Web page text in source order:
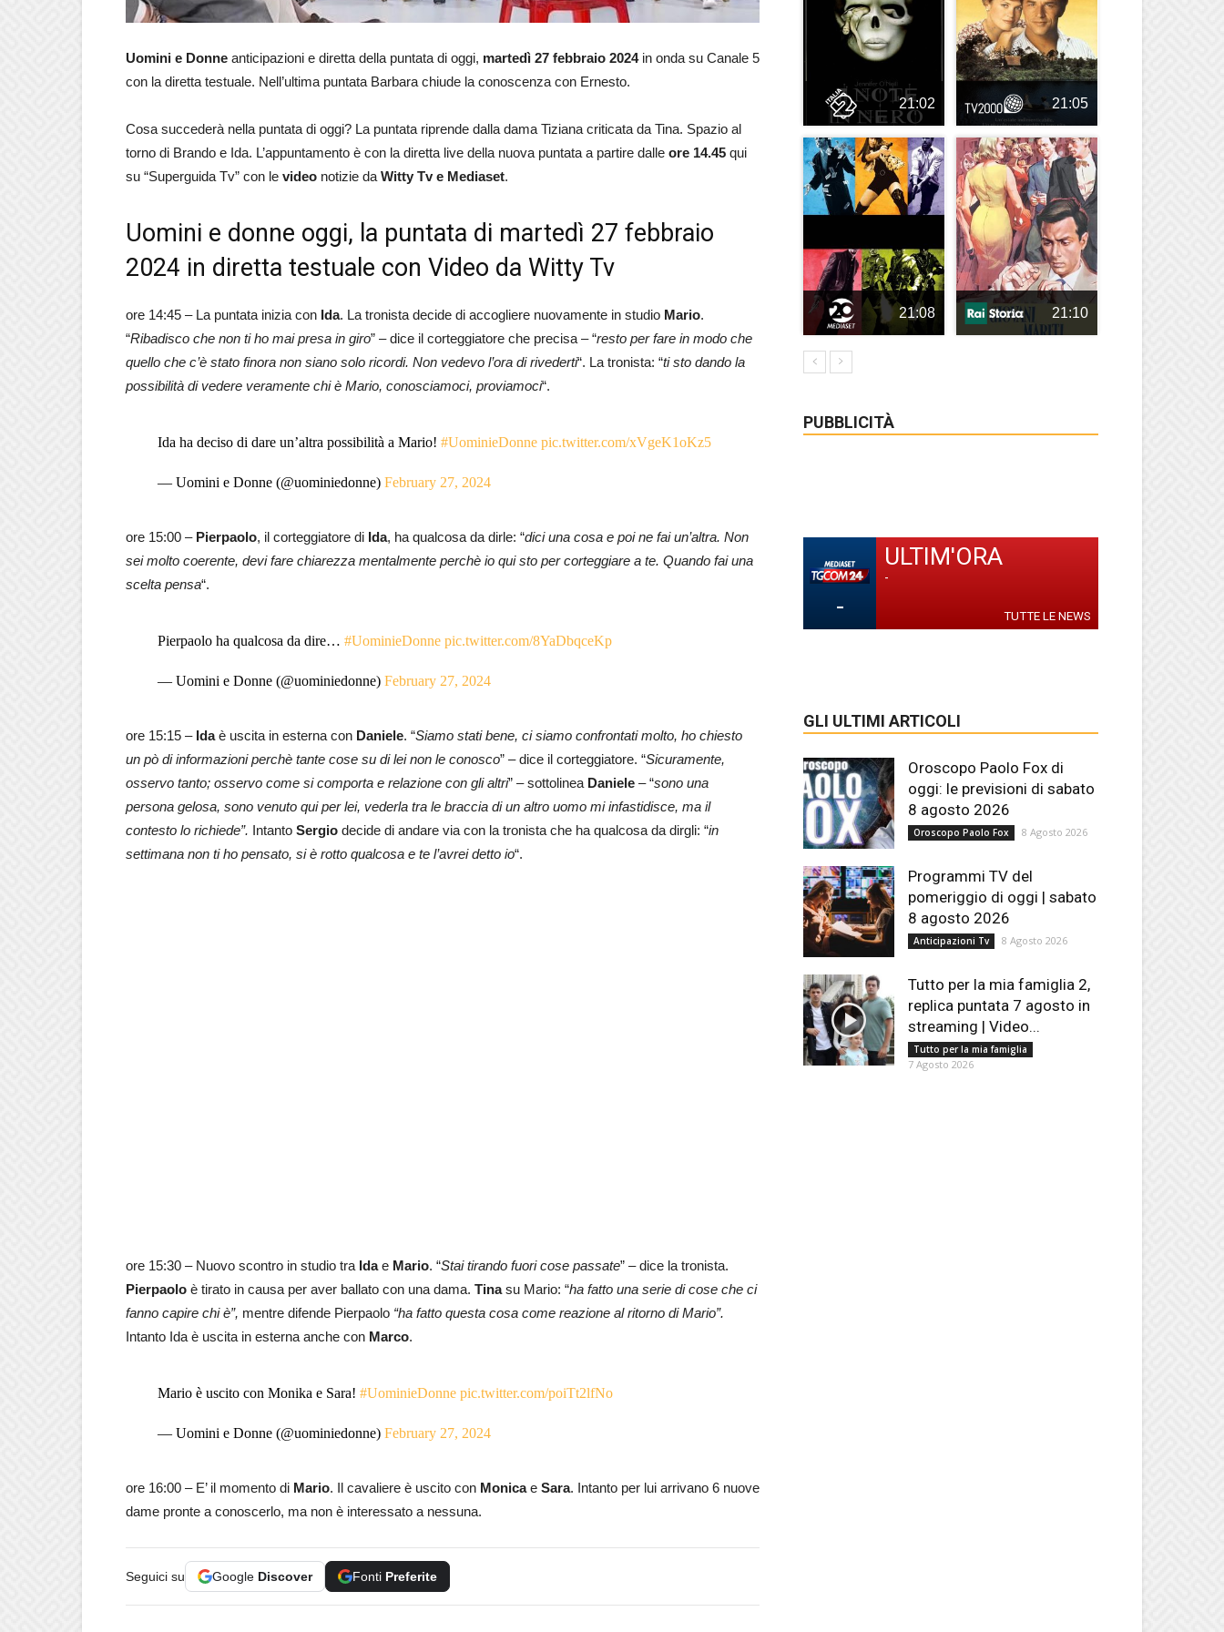
Uomini e Donne anticipazioni e diretta della puntata di oggi, martedì 27 febbraio 2024 in onda su Canale 5
con la diretta testuale. Nell’ultima puntata Barbara chiude la conoscenza con Ernesto.
Cosa succederà nella puntata di oggi? La puntata riprende dalla dama Tiziana criticata da Tina. Spazio al
torno di Brando e Ida. L’appuntamento è con la diretta live della nuova puntata a partire dalle ore 14.45 qui
su “Superguida Tv” con le video notizie da Witty Tv e Mediaset.
Uomini e donne oggi, la puntata di martedì 27 febbraio
2024 in diretta testuale con Video da Witty Tv
ore 14:45 – La puntata inizia con Ida. La tronista decide di accogliere nuovamente in studio Mario.
“Ribadisco che non ti ho mai presa in giro” – dice il corteggiatore che precisa – “resto per fare in modo che
quello che c’è stato finora non siano solo ricordi. Non vedevo l’ora di rivederti“. La tronista: “ti sto dando la
possibilità di vedere veramente chi è Mario, conosciamoci, proviamoci“.
Ida ha deciso di dare un’altra possibilità a Mario! #UominieDonne pic.twitter.com/xVgeK1oKz5
— Uomini e Donne (@uominiedonne) February 27, 2024
ore 15:00 – Pierpaolo, il corteggiatore di Ida, ha qualcosa da dirle: “dici una cosa e poi ne fai un’altra. Non
sei molto coerente, devi fare chiarezza mentalmente perchè io qui sto per corteggiare a te. Quando fai una
scelta pensa“.
Pierpaolo ha qualcosa da dire… #UominieDonne pic.twitter.com/8YaDbqceKp
— Uomini e Donne (@uominiedonne) February 27, 2024
ore 15:15 – Idaè uscita in esterna con Daniele. “Siamo stati bene, ci siamo confrontati molto, ho chiesto
un pò di informazioni perchè tante cose su di lei non le conosco” – dice il corteggiatore. “Sicuramente,
osservo tanto; osservo come si comporta e relazione con gli altri” – sottolinea Daniele – “sono una
persona gelosa, sono venuto qui per lei, vederla tra le braccia di un altro uomo mi infastidisce, ma il
contesto lo richiede”. Intanto Sergio decide di andare via con la tronista che ha qualcosa da dirgli: “in
settimana non ti ho pensato, si è rotto qualcosa e te l’avrei detto io“.
ore 15:30 – Nuovo scontro in studio tra Idae Mario. “Stai tirando fuori cose passate” – dice la tronista.
Pierpaolo è tirato in causa per aver ballato con una dama. Tinasu Mario: “ha fatto una serie di cose che ci
fanno capire chi è”, mentre difende Pierpaolo “ha fatto questa cosa come reazione al ritorno di Mario”.
Intanto Ida è uscita in esterna anche con Marco.
Mario è uscito con Monika e Sara! #UominieDonne pic.twitter.com/poiTt2lfNo
— Uomini e Donne (@uominiedonne) February 27, 2024
ore 16:00 – E’ il momento di Mario. Il cavaliere è uscito con Monicae Sara. Intanto per lui arrivano 6 nuove
dame pronte a conoscerlo, ma non è interessato a nessuna.
Seguici su Google Discover Fonti Preferite
21:02 21:05
21:08 21:10
PUBBLICITÀ
-
ULTIM'ORA
-
TUTTE LE NEWS
GLI ULTIMI ARTICOLI
Oroscopo Paolo Fox di
oggi: le previsioni di sabato
8 agosto 2026
Oroscopo Paolo Fox 8 Agosto 2026
Programmi TV del
pomeriggio di oggi | sabato
8 agosto 2026
Anticipazioni Tv 8 Agosto 2026
Tutto per la mia famiglia 2,
replica puntata 7 agosto in
streaming | Video...
Tutto per la mia famiglia
7 Agosto 2026